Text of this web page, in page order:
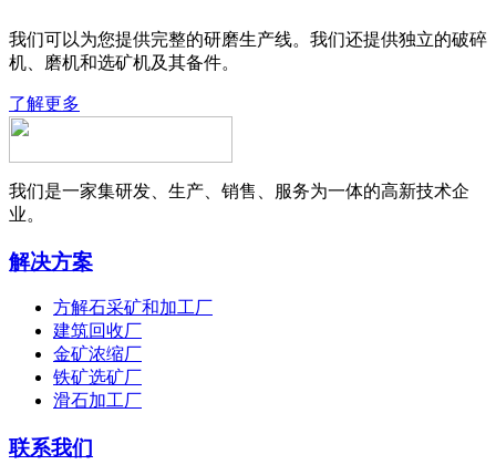
我们可以为您提供完整的研磨生产线。我们还提供独立的破碎
机、磨机和选矿机及其备件。
了解更多
我们是一家集研发、生产、销售、服务为一体的高新技术企
业。
解决方案
方解石采矿和加工厂
建筑回收厂
金矿浓缩厂
铁矿选矿厂
滑石加工厂
联系我们